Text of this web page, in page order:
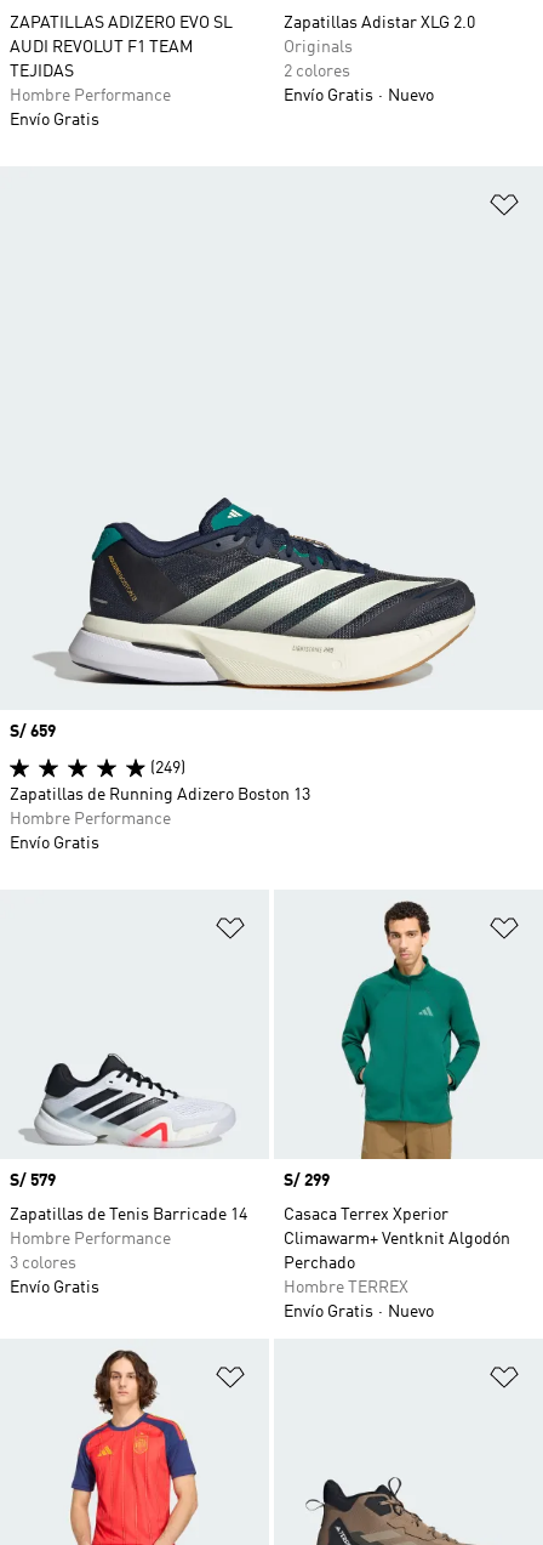
ZAPATILLAS ADIZERO EVO SL
AUDI REVOLUT F1 TEAM
TEJIDAS
Hombre Performance
Envío Gratis
Zapatillas Adistar XLG 2.0
Originals
2 colores
Envío Gratis
Nuevo
Añadir a la lista de deseos
Precio
S/ 579
Zapatillas de Tenis Barricade 14
Hombre Performance
3 colores
Envío Gratis
Precio
S/ 299
Casaca Terrex Xperior
Climawarm+ Ventknit Algodón
Perchado
Hombre TERREX
Envío Gratis
Nuevo
Precio
S/ 659
(249)
Zapatillas de Running Adizero Boston 13
Hombre Performance
Envío Gratis